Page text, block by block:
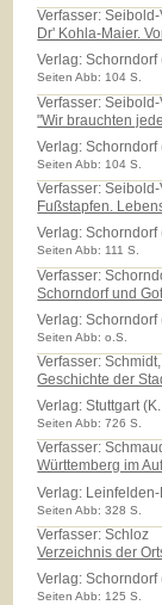
Verfasser:
Dr' Kohla-Maier.
Verlag:Schorndorf
Seiten Abb: 104 S.
Verfasser:
"Wir brauchten
Verlag:Schorndorf
Seiten Abb: 104 S.
Verfasser:
Fußstapfen.
Verlag:Schorndorf
Seiten Abb: 111 S.
Verfasser:
Schorndorf und
Verlag:Schorndorf
Seiten Abb: o.S.
Verfasser:
Geschichte der
Verlag:Stuttgart
Seiten Abb: 726 S.
Verfasser:
Württemberg im
Verlag:
Seiten Abb: 328 S.
Verfasser: Schloz
Verzeichnis der
Verlag:Schorndorf
Seiten Abb: 125 S.